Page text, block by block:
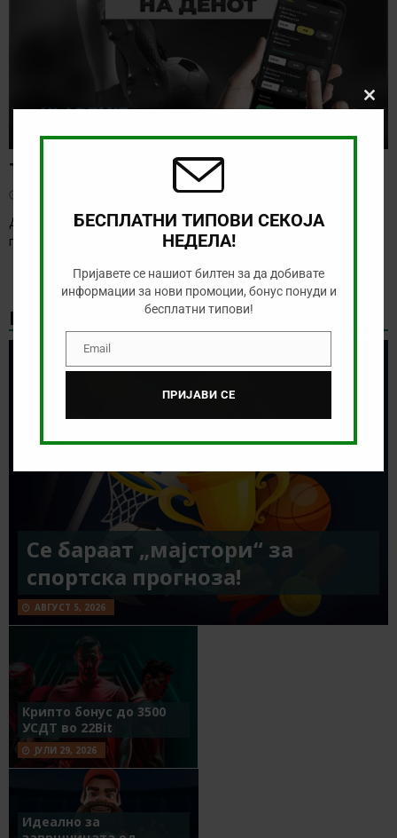
Тикет на денот (среда, 05.08.2026)
Денес имаме нешто послаба понуда, но затоа веќе утре таа
понуда ќе биде значително подобрена.
НАЈНОВИ БОНУС ВЕСТИ
Се бараат „мајстори“ за
спортска прогноза!
АВГУСТ 5, 2026
Крипто бонус до 3500
УСДТ во 22Bit
ЈУЛИ 29, 2026
Идеално за
Close
БЕСПЛАТНИ ТИПОВИ СЕКОЈА
НЕДЕЛА!
Пријавете се нашиот билтен за да добивате
информации за нови промоции, бонус понуди и
бесплатни типови!
EmailEmail
ПРИЈАВИ СЕ